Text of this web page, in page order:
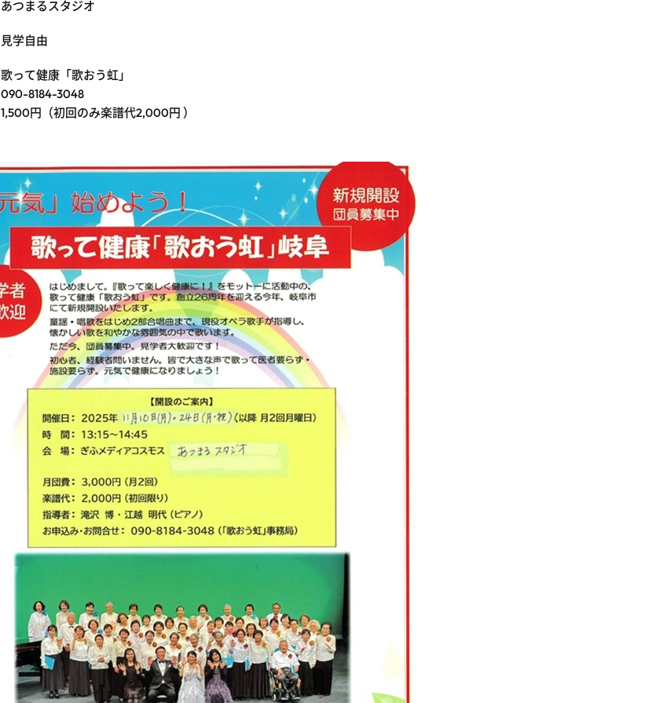
あつまるスタジオ
見学自由
歌って健康「歌おう虹」
090-8184-3048
1,500円（初回のみ楽譜代2,000円 ）